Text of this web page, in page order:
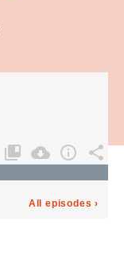
All episodes ›